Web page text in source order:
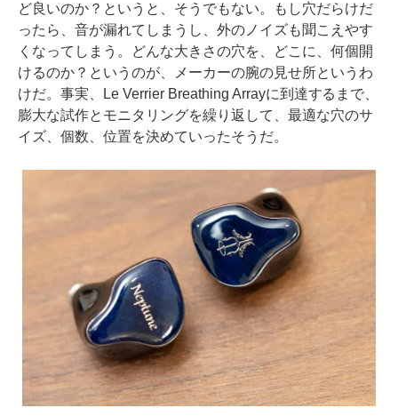
ど良いのか？というと、そうでもない。もし穴だらけだ
ったら、音が漏れてしまうし、外のノイズも聞こえやす
くなってしまう。どんな大きさの穴を、どこに、何個開
けるのか？というのが、メーカーの腕の見せ所というわ
けだ。事実、Le Verrier Breathing Arrayに到達するまで、
膨大な試作とモニタリングを繰り返して、最適な穴のサ
イズ、個数、位置を決めていったそうだ。